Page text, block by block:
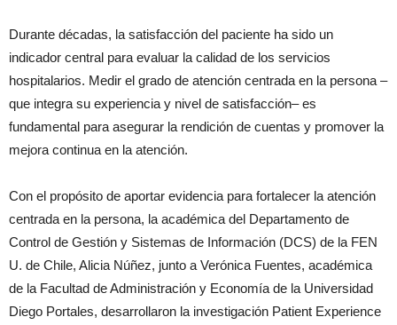
Durante décadas, la satisfacción del paciente ha sido un
indicador central para evaluar la calidad de los servicios
hospitalarios. Medir el grado de atención centrada en la persona –
que integra su experiencia y nivel de satisfacción– es
fundamental para asegurar la rendición de cuentas y promover la
mejora continua en la atención.
Con el propósito de aportar evidencia para fortalecer la atención
centrada en la persona, la académica del Departamento de
Control de Gestión y Sistemas de Información (DCS) de la FEN
U. de Chile, Alicia Núñez, junto a Verónica Fuentes, académica
de la Facultad de Administración y Economía de la Universidad
Diego Portales, desarrollaron la investigación Patient Experience